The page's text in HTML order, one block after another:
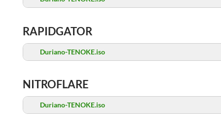
RAPIDGATOR
Duriano-TENOKE.iso
NITROFLARE
Duriano-TENOKE.iso